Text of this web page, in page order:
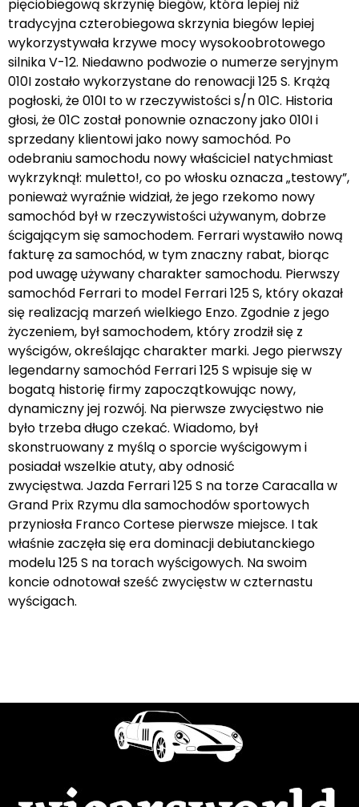
pięciobiegową skrzynię biegów, która lepiej niż
tradycyjna czterobiegowa skrzynia biegów lepiej
wykorzystywała krzywe mocy wysokoobrotowego
silnika V-12. Niedawno podwozie o numerze seryjnym
010I zostało wykorzystane do renowacji 125 S. Krążą
pogłoski, że 010I to w rzeczywistości s/n 01C. Historia
głosi, że 01C został ponownie oznaczony jako 010I i
sprzedany klientowi jako nowy samochód. Po
odebraniu samochodu nowy właściciel natychmiast
wykrzyknął: muletto!, co po włosku oznacza „testowy”,
ponieważ wyraźnie widział, że jego rzekomo nowy
samochód był w rzeczywistości używanym, dobrze
ścigającym się samochodem. Ferrari wystawiło nową
fakturę za samochód, w tym znaczny rabat, biorąc
pod uwagę używany charakter samochodu. Pierwszy
samochód Ferrari to model Ferrari 125 S, który okazał
się realizacją marzeń wielkiego Enzo. Zgodnie z jego
życzeniem, był samochodem, który zrodził się z
wyścigów, określając charakter marki. Jego pierwszy
legendarny samochód Ferrari 125 S wpisuje się w
bogatą historię firmy zapoczątkowując nowy,
dynamiczny jej rozwój. Na pierwsze zwycięstwo nie
było trzeba długo czekać. Wiadomo, był
skonstruowany z myślą o sporcie wyścigowym i
posiadał wszelkie atuty, aby odnosić
zwycięstwa. Jazda Ferrari 125 S na torze Caracalla w
Grand Prix Rzymu dla samochodów sportowych
przyniosła Franco Cortese pierwsze miejsce. I tak
właśnie zaczęła się era dominacji debiutanckiego
modelu 125 S na torach wyścigowych. Na swoim
koncie odnotował sześć zwycięstw w czternastu
wyścigach.